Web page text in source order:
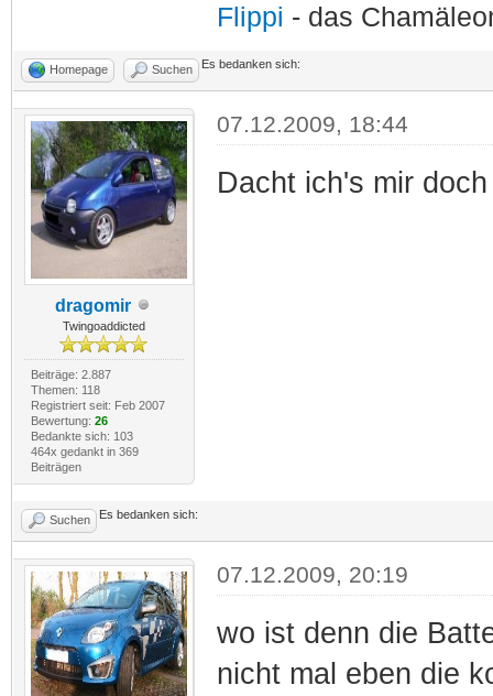
Flippi - das
Homepage Suchen Es bedanken sich:
dragomir
Twingoaddicted
Beiträge: 2.887
Themen: 118
Registriert seit: Feb 2007
Bewertung: 26
Bedankte sich: 103
464x gedankt in 369
Beiträgen
07.12.2009, 18:44
Dacht ich's mir
Suchen Es bedanken sich:
07.12.2009, 20:19
wo ist denn die
nicht mal eben die